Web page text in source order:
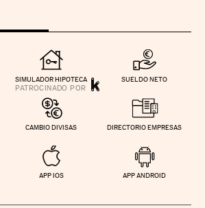
SIMULADOR HIPOTECA SUELDO NETO
CAMBIO DIVISAS DIRECTORIO EMPRESAS
APP IOS APP ANDROID